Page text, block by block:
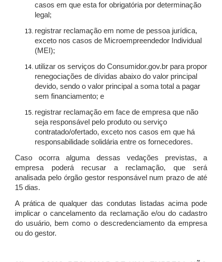
casos em que esta for obrigatória por determinação
legal;
registrar reclamação em nome de pessoa jurídica,
exceto nos casos de Microempreendedor Individual
(MEI);
utilizar os serviços do Consumidor.gov.br para propor
renegociações de dívidas abaixo do valor principal
devido, sendo o valor principal a soma total a pagar
sem financiamento; e
registrar reclamação em face de empresa que não
seja responsável pelo produto ou serviço
contratado/ofertado, exceto nos casos em que há
responsabilidade solidária entre os fornecedores.
Caso ocorra alguma dessas vedações previstas, a
empresa poderá recusar a reclamação, que será
analisada pelo órgão gestor responsável num prazo de até
15 dias.
A prática de qualquer das condutas listadas acima pode
implicar o cancelamento da reclamação e/ou do cadastro
do usuário, bem como o descredenciamento da empresa
ou do gestor.